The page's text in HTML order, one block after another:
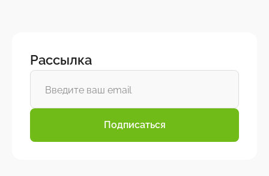
Рассылка
Подписаться